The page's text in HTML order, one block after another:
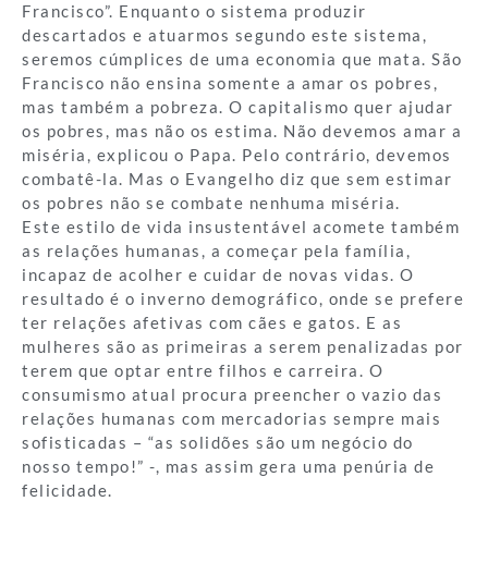
Francisco”. Enquanto o sistema produzir
descartados e atuarmos segundo este sistema,
seremos cúmplices de uma economia que mata. São
Francisco não ensina somente a amar os pobres,
mas também a pobreza. O capitalismo quer ajudar
os pobres, mas não os estima. Não devemos amar a
miséria, explicou o Papa. Pelo contrário, devemos
combatê-la. Mas o Evangelho diz que sem estimar
os pobres não se combate nenhuma miséria.
Este estilo de vida insustentável acomete também
as relações humanas, a começar pela família,
incapaz de acolher e cuidar de novas vidas. O
resultado é o inverno demográfico, onde se prefere
ter relações afetivas com cães e gatos. E as
mulheres são as primeiras a serem penalizadas por
terem que optar entre filhos e carreira. O
consumismo atual procura preencher o vazio das
relações humanas com mercadorias sempre mais
sofisticadas – “as solidões são um negócio do
nosso tempo!” -, mas assim gera uma penúria de
felicidade.